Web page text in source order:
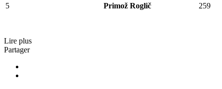
5
Primož Roglič 259
Lire plus
Partager